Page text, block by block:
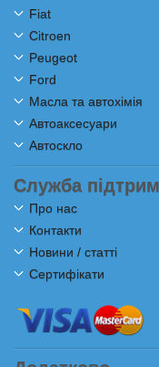
Fiat
Citroen
Peugeot
Ford
Масла та автохімія
Автоаксесуари
Автоскло
Служба
Про нас
Контакти
Новини / статті
Сертифікати